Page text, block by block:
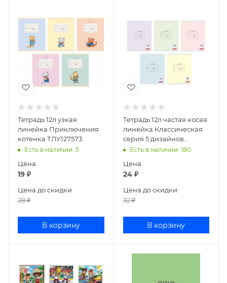
Тетрадь 12л узкая
линейка Приключения
котенка ТЛУ127573
Есть в наличии: 5
Цена
19 ₽
Цена до скидки
28₽
В корзину
Тетрадь 12л частая косая
линейка Классическая
серия 5 дизайнов
ТЧКЛ127418
Есть в наличии: 180
Цена
24₽
Цена до скидки
32₽
В корзину